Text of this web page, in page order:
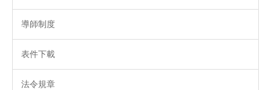
導師制度
表件下載
法令規章